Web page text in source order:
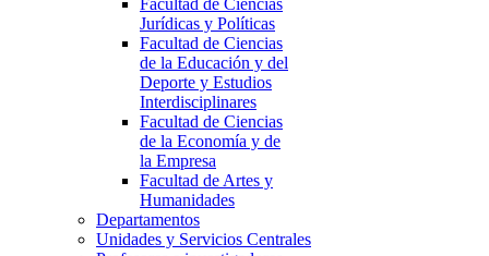
Facultad de Ciencias
Jurídicas y Políticas
Facultad de Ciencias
de la Educación y del
Deporte y Estudios
Interdisciplinares
Facultad de Ciencias
de la Economía y de
la Empresa
Facultad de Artes y
Humanidades
Departamentos
Unidades y Servicios Centrales